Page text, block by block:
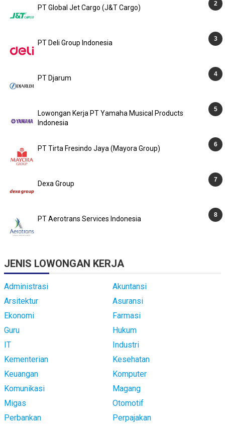
PT Global Jet Cargo (J&T Cargo)
PT Deli Group Indonesia
PT Djarum
Lowongan Kerja PT Yamaha Musical Products
Indonesia
PT Tirta Fresindo Jaya (Mayora Group)
Dexa Group
PT Aerotrans Services Indonesia
JENIS LOWONGAN KERJA
Administrasi
Akuntansi
Arsitektur
Asuransi
Ekonomi
Farmasi
Guru
Hukum
IT
Industri
Kementerian
Kesehatan
Keuangan
Komputer
Komunikasi
Magang
Migas
Otomotif
Perbankan
Perpajakan